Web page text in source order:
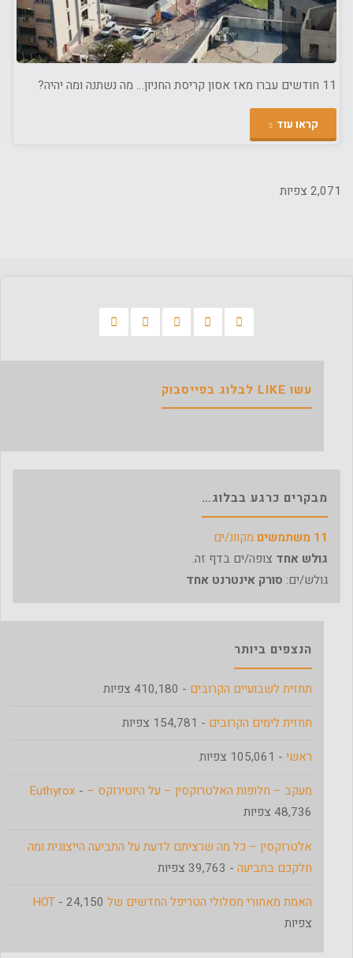
11 חודשים עברו מאז אסון קריסת החניון… מה נשתנה ומה יהיה?
קראו עוד
2,071 צפיות
עשו LIKE לבלוג בפייסבוק
מבקרים כרגע בבלוג…
11 משתמשים
מקוונ/ים
גולש אחד צופה/ים בדף זה.
גולש/ים: סורק אינטרנט אחד
הנצפים ביותר
תחזית לשבועיים הקרובים - 410,180 צפיות
תחזית לימים הקרובים - 154,781 צפיות
ראשי - 105,061 צפיות
מעקב – חלופות האלטרוקסין – על היוטירוקס – Euthyrox -
48,736 צפיות
אלטרוקסין – כל מה שרציתם לדעת על התביעה הייצוגית ומה
חלקכם בתביעה - 39,763 צפיות
האמת מאחורי מסלולי הטריפל החדשים של HOT - 24,150
צפיות